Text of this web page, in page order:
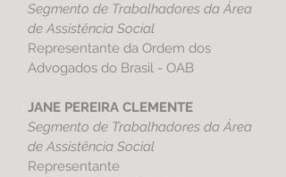
Segmento de Trabalhadores da Área
de Assistência Social
Representante da Ordem dos
Advogados do Brasil - OAB
JANE PEREIRA CLEMENTE
Segmento de Trabalhadores da Área
de Assistência Social
Representante